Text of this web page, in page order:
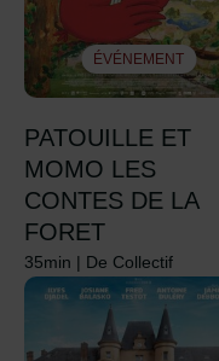
ÉVÉNEMENT
PATOUILLE ET
MOMO LES
CONTES DE LA
FORET
35min | De Collectif